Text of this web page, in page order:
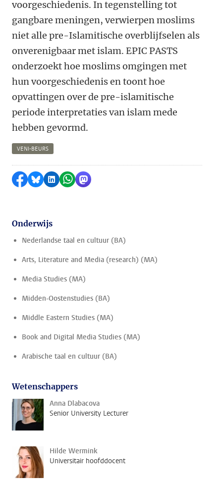
voorgeschiedenis. In tegenstelling tot
gangbare meningen, verwierpen moslims
niet alle pre-Islamitische overblijfselen als
onverenigbaar met islam. EPIC PASTS
onderzoekt hoe moslims omgingen met
hun voorgeschiedenis en toont hoe
opvattingen over de pre-islamitische
periode interpretaties van islam mede
hebben gevormd.
VENI-BEURS
Delen op Facebook
Delen via Bluesky
Delen op LinkedIn
Delen via WhatsApp
Delen via Mastodon
Onderwijs
Nederlandse taal en cultuur (BA)
Arts, Literature and Media (research) (MA)
Media Studies (MA)
Midden-Oostenstudies (BA)
Middle Eastern Studies (MA)
Book and Digital Media Studies (MA)
Arabische taal en cultuur (BA)
Wetenschappers
Anna Dlabacova
Senior University Lecturer
Hilde Wermink
Universitair hoofddocent